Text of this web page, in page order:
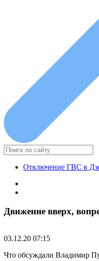
Отключение ГВС в
Движение вверх,
03.12.20 07:15
Что обсуждали Владимир